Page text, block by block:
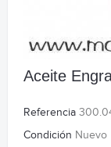
Aceite
Referencia
Condición Nuevo